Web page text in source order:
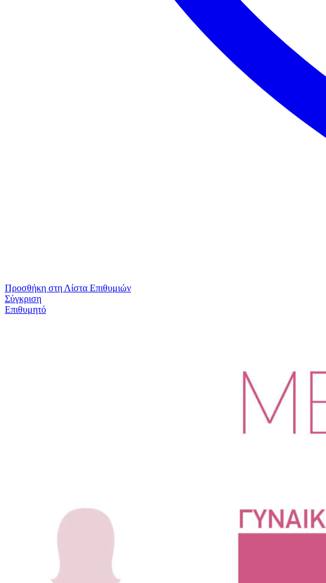
Προσθήκη στη Λίστα Επιθυμιών
Σύγκριση
Επιθυμητό